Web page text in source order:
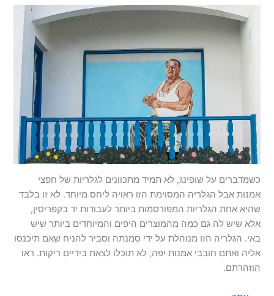
כשמדברים על שופינג, לא תמיד מתכוונים לגלריות של חפצי
אמנות אבל הגלריה המסוימת הזו ראויה ליחס מיוחד. לא זו בלבד
שהיא אחת הגלריות המפורסמות ביותר לעבודות יד בקפריסין,
אלא שיש לה גם כמה מהמוצרים היפים והמיוחדים ביותר שיש
באי. הגלריה הזו מנוהלת על ידי סמנתה וסביר להניח שאם תיכנסו
אליה ואתם חובבי אמנות יפה, לא תוכלו לצאת בידיים ריקות. ראו
הוזהרתם.